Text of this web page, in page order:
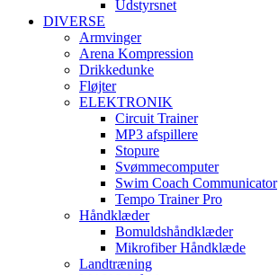
Udstyrsnet
DIVERSE
Armvinger
Arena Kompression
Drikkedunke
Fløjter
ELEKTRONIK
Circuit Trainer
MP3 afspillere
Stopure
Svømmecomputer
Swim Coach Communicator
Tempo Trainer Pro
Håndklæder
Bomuldshåndklæder
Mikrofiber Håndklæde
Landtræning